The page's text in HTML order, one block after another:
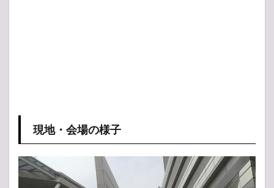
現地・会場の様子